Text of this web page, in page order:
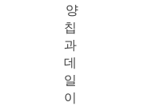
양
칩
과
데
일
이